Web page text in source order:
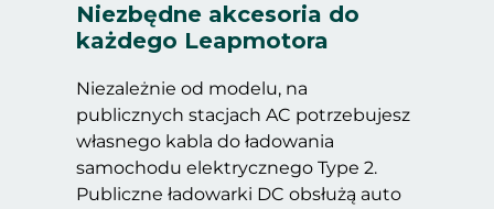
Niezbędne akcesoria do
każdego Leapmotora
Niezależnie od modelu, na
publicznych stacjach AC potrzebujesz
własnego kabla do ładowania
samochodu elektrycznego Type 2.
Publiczne ładowarki DC obsłużą auto